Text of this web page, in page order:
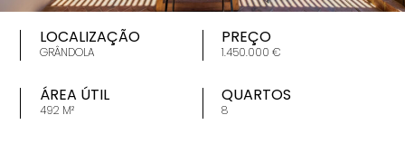
LOCALIZAÇÃO
GRÂNDOLA
PREÇO
1.450.000 €
ÁREA ÚTIL
492 M²
QUARTOS
8